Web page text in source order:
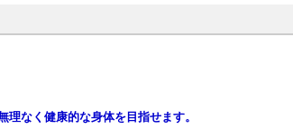
なく健康的な身体を目指せます。